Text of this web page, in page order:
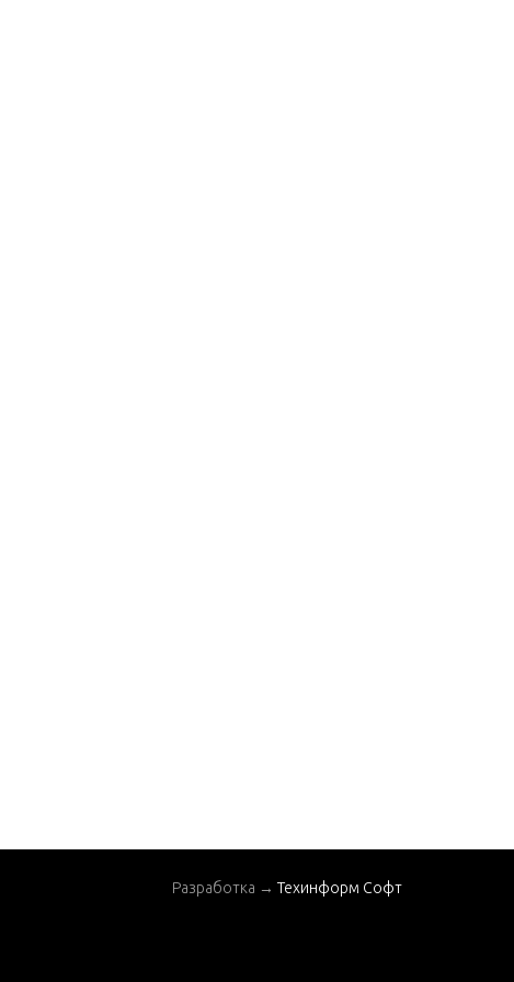
Разработка → Техинформ Софт